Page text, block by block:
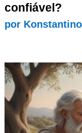
confiável?
por